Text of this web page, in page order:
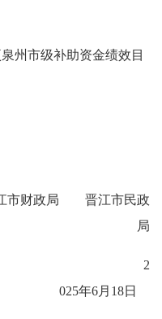
州市级补助资金绩效目
市财政局
晋江市民政
局
2
025年6月 18日